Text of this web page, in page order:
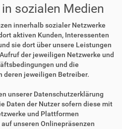
sozialen Medien
innerhalb sozialer Netzwerke
aktiven Kunden, Interessenten
sie dort über unsere Leistungen
der jeweiligen Netzwerke und
und die
deren jeweiligen Betreiber.
unserer Datenschutzerklärung
Daten der Nutzer sofern diese mit
und Plattformen
unseren Onlinepräsenzen